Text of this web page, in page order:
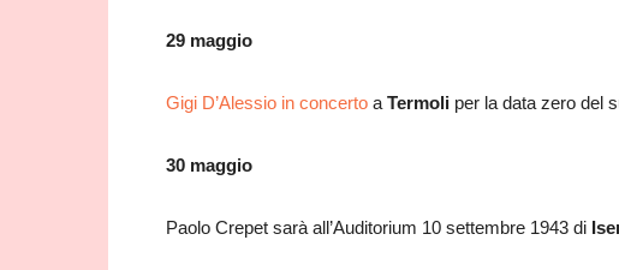
29 maggio
Gigi D’Alessio in concerto a Termoli per la data zero del
30 maggio
Paolo Crepet sarà all’Auditorium 10 settembre 1943 di